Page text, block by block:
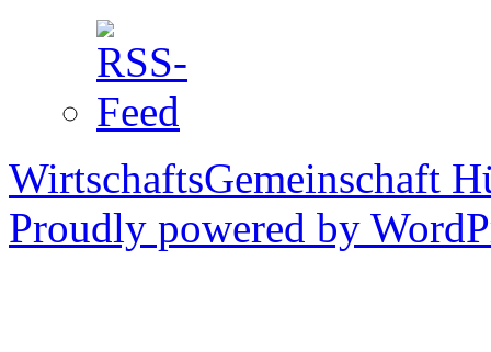
WirtschaftsGemeinschaft
Proudly powered by